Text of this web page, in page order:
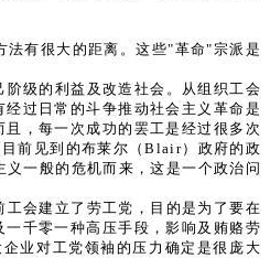
法有很大的距离。这些"革命"宗派是
级的利益及改造社会。从组织工会
过日常的斗争推动社会主义革命是
，每一次成功的罢工是经过很多次
前见到的布莱尔（Blair）政府的政
一般的危机而来，这是一个政治问
会建立了劳工党，目的是为了要在
千零一种高压手段，影响及贿赂劳
业对工党领袖的压力确定是很庞大